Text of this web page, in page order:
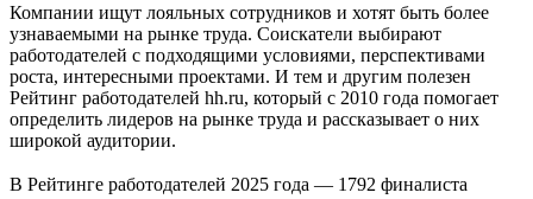
Компании ищут лояльных сотрудников и хотят быть более
узнаваемыми на рынке труда. Соискатели выбирают
работодателей с подходящими условиями, перспективами
роста, интересными проектами. И тем и другим полезен
Рейтинг работодателей hh.ru, который с 2010 года помогает
определить лидеров на рынке труда и рассказывает о них
широкой аудитории.
В Рейтинге работодателей 2025 года — 1792 финалиста